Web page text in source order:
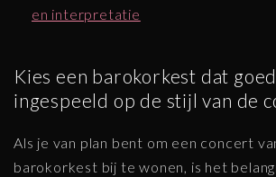
en interpretatie
Kies een barokorkest dat
ingespeeld op de stijl van de
Als je van plan bent om een concert
barokorkest bij te wonen, is het